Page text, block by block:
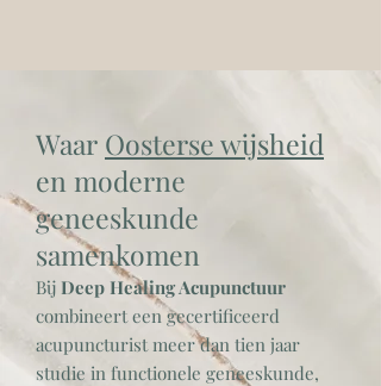
Waar Oosterse wijsheid
en moderne
geneeskunde
samenkomen
Bij Deep Healing Acupunctuur
combineert een gecertificeerd
acupuncturist meer dan tien jaar
studie in functionele geneeskunde,